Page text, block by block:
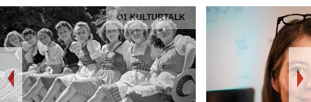
Ö1 KULTURTALK